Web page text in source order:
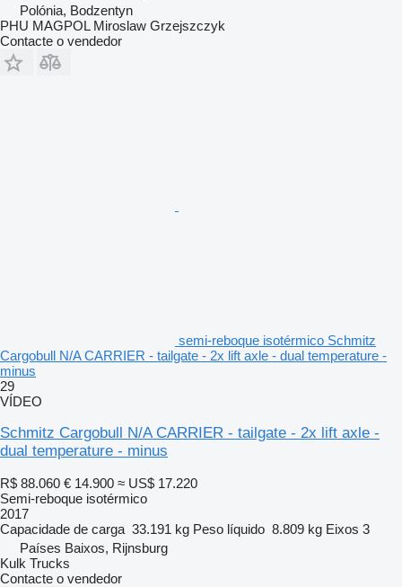
Polónia, Bodzentyn
PHU MAGPOL Miroslaw Grzejszczyk
Contacte o vendedor
semi-reboque isotérmico Schmitz
Cargobull N/A CARRIER - tailgate - 2x lift axle - dual temperature -
minus
29
VÍDEO
Schmitz Cargobull N/A CARRIER - tailgate - 2x lift axle -
dual temperature - minus
R$ 88.060 € 14.900 ≈ US$ 17.220
Semi-reboque isotérmico
2017
Capacidade de carga 33.191 kg Peso líquido 8.809 kg Eixos 3
Países Baixos, Rijnsburg
Kulk Trucks
Contacte o vendedor